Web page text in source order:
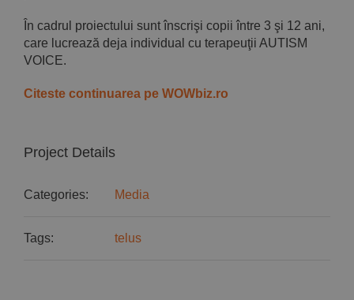
În cadrul proiectului sunt înscrişi copii între 3 şi 12 ani,
care lucrează deja individual cu terapeuţii AUTISM
VOICE.
Citeste continuarea pe WOWbiz.ro
Project Details
Categories: Media
Tags: telus